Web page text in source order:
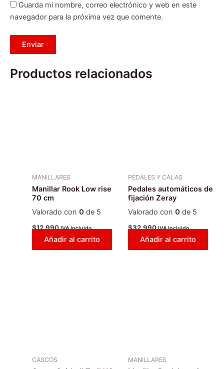
Guarda mi nombre, correo electrónico y web en este
navegador para la próxima vez que comente.
Productos relacionados
MANILLARES
Manillar Rook Low rise
70 cm
Valorado con 0de 5
$12.990 IVA Incluido
Añadir al carrito
PEDALES Y CALAS
Pedales automáticos de
fijación Zeray
Valorado con 0de 5
$32.990 IVA Incluido
Añadir al carrito
CASCOS MANILLARES